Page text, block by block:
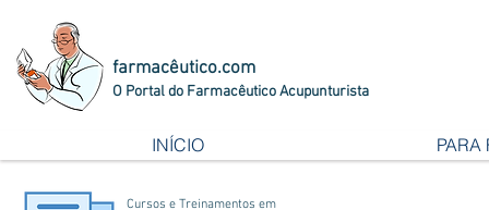
farmacêutico.com
O Portal do Farmacêutico Acupunturista
INÍCIO PARA
Cursos e Treinamentos em